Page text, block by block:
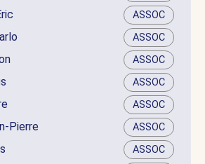
ASSOC
ASSOC
ASSOC
ASSOC
ASSOC
Pierre ASSOC
ASSOC